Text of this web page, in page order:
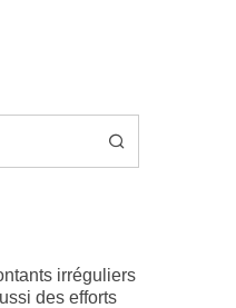
irréguliers
des efforts